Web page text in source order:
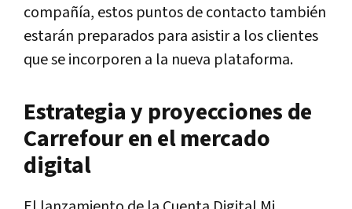
compañía, estos puntos de contacto también
estarán preparados para asistir a los clientes
que se incorporen a la nueva plataforma.
Estrategia y proyecciones de
Carrefour en el mercado
digital